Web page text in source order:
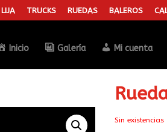
LIJA TRUCKS RUEDAS BALEROS
Inicio Galería Mi cuenta
Sin existencias